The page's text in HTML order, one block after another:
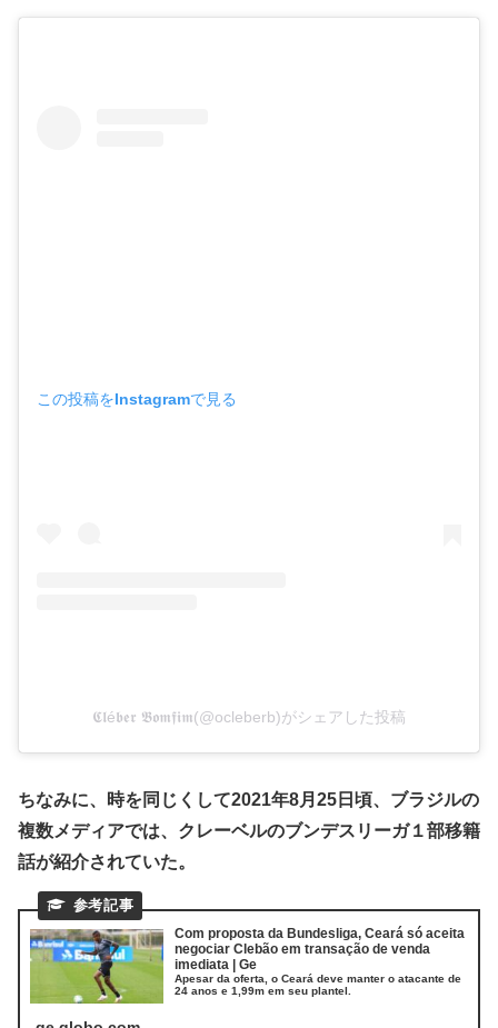
この投稿をInstagramで見る
𝕮𝖑é𝖇𝖊𝖗 𝕭𝖔𝖒𝖋𝖎𝖒(@ocleberb)がシェアした投稿
ちなみに、時を同じくして2021年8月25日頃、ブラジルの
複数メディアでは、クレーベルのブンデスリーガ１部移籍
話が紹介されていた。
Com proposta da Bundesliga, Ceará só aceita
negociar Clebão em transação de venda
imediata | Ge
Apesar da oferta, o Ceará deve manter o atacante de
24 anos e 1,99m em seu plantel.